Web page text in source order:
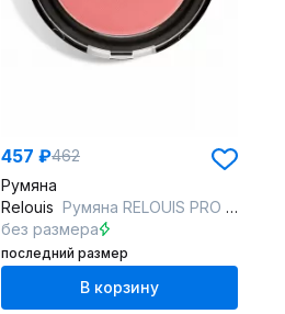
457 ₽462
Румяна
Relouis Румяна RELOUIS PRO BLUSH 73 JUICY PEACH
без размера
последний размер
В корзину